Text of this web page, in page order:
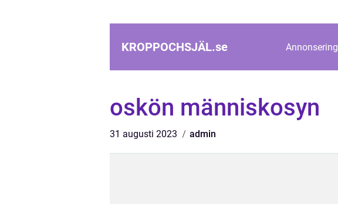
KROPPOCHSJÄL.se Annonsering
oskön människosyn
31 augusti 2023 admin